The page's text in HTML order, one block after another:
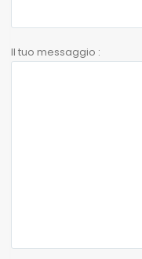
Il tuo messaggio :